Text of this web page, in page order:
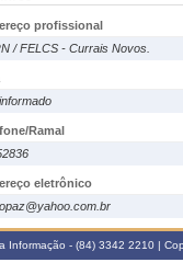
profissional
/ FELCS - Currais Novos.
Ramal
eletrônico
Informação - (84) 3342 2210 |